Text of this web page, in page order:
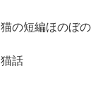
猫の短編ほのぼの
猫話